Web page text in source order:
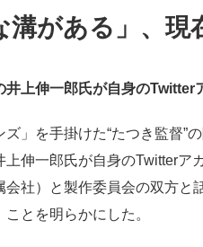
溝がある」、現
上伸一郎氏が自身のTwitter
」を手掛けた“たつき監督”
伸一郎氏が自身のTwitterア
会社）と製作委員会の双方と
とを明らかにした。